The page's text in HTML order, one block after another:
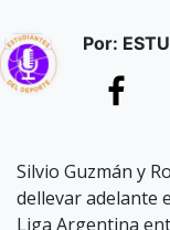
Por:
Silvio Guzmán y
dellevar adelante
Liga Argentina